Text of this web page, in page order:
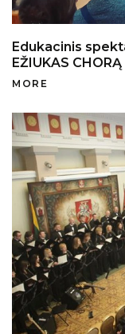
About
News
2021
2022
2023
2024
Edukacinis
EŽIUKAS CHORĄ
MORE